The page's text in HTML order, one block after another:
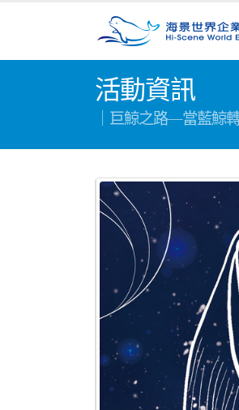
活動資訊
｜巨鯨之路—當藍鯨